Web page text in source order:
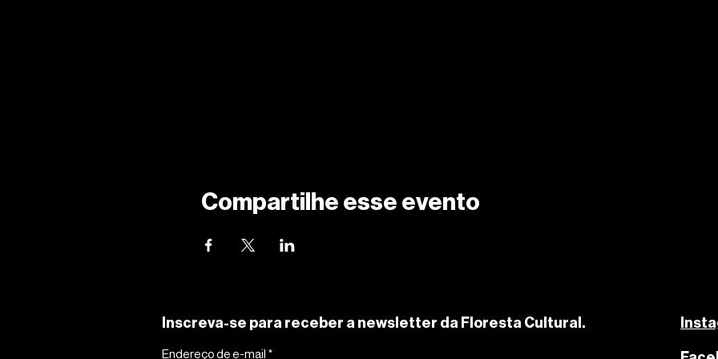
Compartilhe esse evento
Inscreva-se para receber a newsletter da Floresta Cultural.
Endereço de e-mail